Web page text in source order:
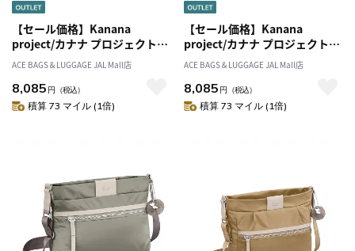
【セール価格】Kanana
project/カナナ プロジェクト
PJ-16 ショルダーバッグ 3L
280g 11901
ACE BAGS＆LUGGAGE JAL Mall店
8,085 円 （税込）
積算 73 マイル (1倍)
【セール価格】Kanana
project/カナナ プロジェクト
PJ-16 ショルダーバッグ 3L
280g 11901
ACE BAGS＆LUGGAGE JAL Mall店
8,085 円 （税込）
積算 73 マイル (1倍)